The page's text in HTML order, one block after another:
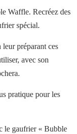
Waffle. Recréez des
spécial.
préparant ces
avec son
pratique pour les
le gaufrier « Bubble